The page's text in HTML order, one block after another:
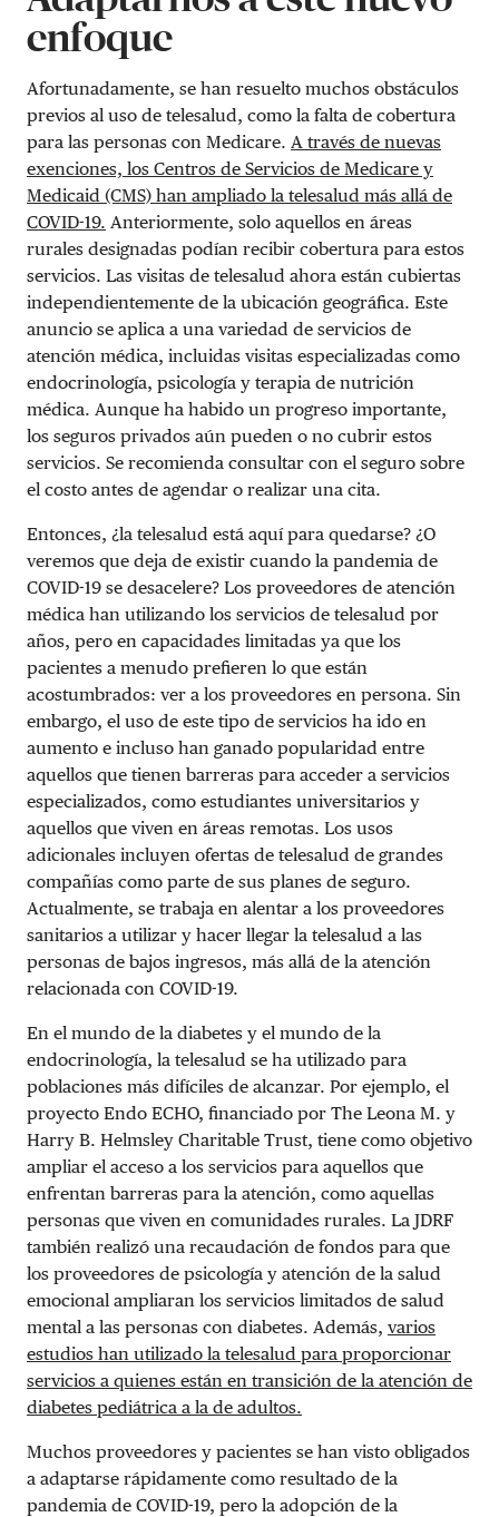
enfoque
Afortunadamente, se han resuelto muchos obstáculos
previos al uso de telesalud, como la falta de cobertura
para las personas con Medicare. A través de nuevas
exenciones, los Centros de Servicios de Medicare y
Medicaid (CMS) han ampliado la telesalud más allá de
COVID-19. Anteriormente, solo aquellos en áreas
rurales designadas podían recibir cobertura para estos
servicios. Las visitas de telesalud ahora están cubiertas
independientemente de la ubicación geográfica. Este
anuncio se aplica a una variedad de servicios de
atención médica, incluidas visitas especializadas como
endocrinología, psicología y terapia de nutrición
médica. Aunque ha habido un progreso importante,
los seguros privados aún pueden o no cubrir estos
servicios. Se recomienda consultar con el seguro sobre
el costo antes de agendar o realizar una cita.
Entonces, ¿la telesalud está aquí para quedarse? ¿O
veremos que deja de existir cuando la pandemia de
COVID-19 se desacelere? Los proveedores de atención
médica han utilizando los servicios de telesalud por
años, pero en capacidades limitadas ya que los
pacientes a menudo prefieren lo que están
acostumbrados: ver a los proveedores en persona. Sin
embargo, el uso de este tipo de servicios ha ido en
aumento e incluso han ganado popularidad entre
aquellos que tienen barreras para acceder a servicios
especializados, como estudiantes universitarios y
aquellos que viven en áreas remotas. Los usos
adicionales incluyen ofertas de telesalud de grandes
compañías como parte de sus planes de seguro.
Actualmente, se trabaja en alentar a los proveedores
sanitarios a utilizar y hacer llegar la telesalud a las
personas de bajos ingresos, más allá de la atención
relacionada con COVID-19.
En el mundo de la diabetes y el mundo de la
endocrinología, la telesalud se ha utilizado para
poblaciones más difíciles de alcanzar. Por ejemplo, el
proyecto Endo ECHO, financiado por The Leona M. y
Harry B. Helmsley Charitable Trust, tiene como objetivo
ampliar el acceso a los servicios para aquellos que
enfrentan barreras para la atención, como aquellas
personas que viven en comunidades rurales. La JDRF
también realizó una recaudación de fondos para que
los proveedores de psicología y atención de la salud
emocional ampliaran los servicios limitados de salud
mental a las personas con diabetes. Además, varios
estudios han utilizado la telesalud para proporcionar
servicios a quienes están en transición de la atención de
diabetes pediátrica a la de adultos.
Muchos proveedores y pacientes se han visto obligados
a adaptarse rápidamente como resultado de la
pandemia de COVID-19, pero la adopción de la